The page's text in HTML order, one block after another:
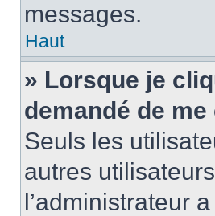
messages.
Haut
» Lorsque je
demandé de
Seuls les
autres
l’administrateur